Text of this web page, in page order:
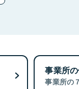
事業所
事業所の